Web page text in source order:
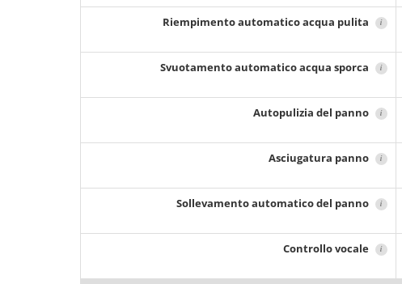
Riempimento automatico acqua pulita i
Svuotamento automatico acqua sporca i
Autopulizia del panno i
Asciugatura panno i
Sollevamento automatico del panno i
Controllo vocale i